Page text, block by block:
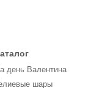
день Валентина
шары